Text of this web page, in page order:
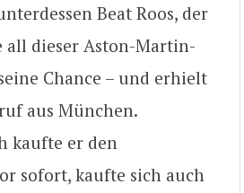
Beat Roos, der
all dieser Aston-Martin-
Chance – und erhielt
aus München.
kaufte er den
sofort, kaufte sich auch